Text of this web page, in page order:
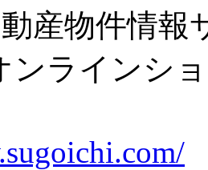
産物件情
ンラインシ